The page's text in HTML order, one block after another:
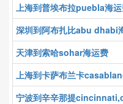
上海到普埃布拉puebla海
深圳到阿布扎比abu dhabi
天津到索哈sohar海运费
上海到卡萨布兰卡
宁波到辛辛那提